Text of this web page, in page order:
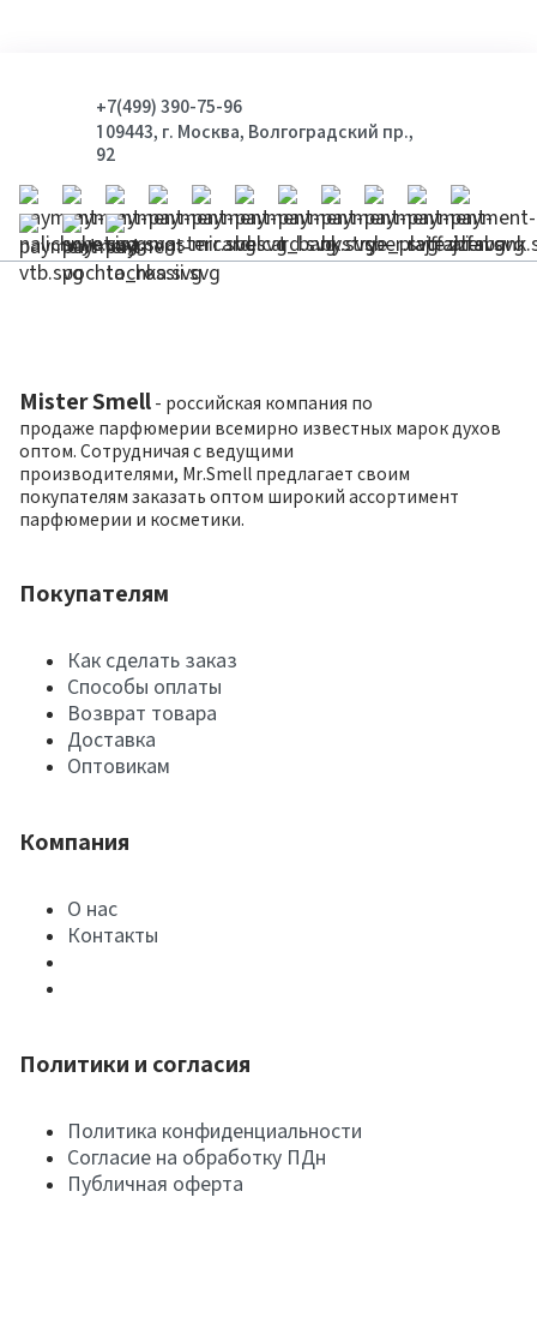
+7(499) 390-75-96
109443, г. Москва, Волгоградский пр.,
92
Mister Smell - российская компания по
продаже парфюмерии всемирно известных марок духов
оптом. Сотрудничая с ведущими
производителями, Mr.Smell предлагает своим
покупателям заказать оптом широкий ассортимент
парфюмерии и косметики.
Покупателям
Как сделать заказ
Способы оплаты
Возврат товара
Доставка
Оптовикам
Компания
О нас
Контакты
Политики и согласия
Политика конфиденциальности
Согласие на обработку ПДн
Публичная оферта